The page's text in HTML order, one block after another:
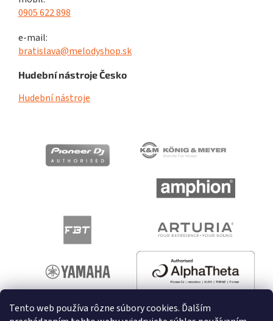
Tento web používa rôzne súbory cookies. Ďalším
0905 622 898
e-mail:
bratislava@melodyshop.sk
Hudební nástroje Česko
Hudební nástroje